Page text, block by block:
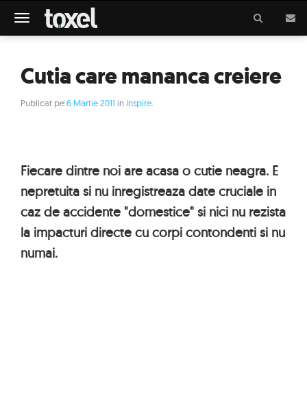
Meniu
Cutia care mananca creiere
Publicat pe6 Martie 2011 in Inspire
Fiecare dintre noi are acasa o cutie neagra. E
nepretuita si nu inregistreaza date cruciale in
caz de accidente "domestice" si nici nu rezista
la impacturi directe cu corpi contondenti si nu
numai.